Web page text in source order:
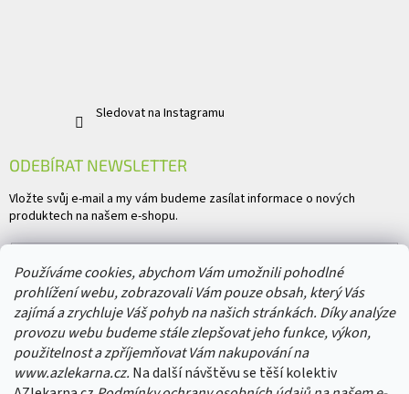
Používáme cookies, abychom Vám umožnili pohodlné
prohlížení webu, zobrazovali Vám pouze obsah, který Vás
zajímá a zrychluje Váš pohyb na našich stránkách. Díky analýze
provozu webu budeme stále zlepšovat jeho funkce, výkon,
použitelnost a zpříjemňovat Vám nakupování na
www.azlekarna.cz. Na další návštěvu se těší kolektiv
Sledovat na Instagramu
ODEBÍRAT NEWSLETTER
Vložte svůj e-mail a my vám budeme zasílat informace o nových
produktech na našem e-shopu.
Vložením e-mailu souhlasíte spodmínkami ochrany osobních údajů
PŘIHLÁSIT SE